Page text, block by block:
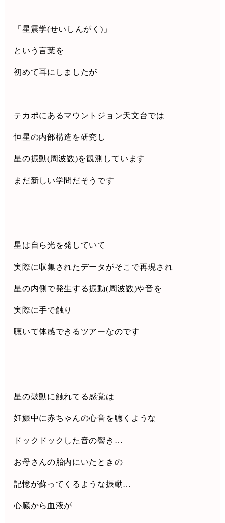
「星震学(せいしんがく ) 」
という言葉を
初めて耳にしましたが
テカポにあるマウントジョン天文台では
恒星の内部構造を研究し
星の振動(周波数)を観測しています
まだ新しい学問だそうです
星は自ら光を発していて
実際に収集されたデータがそこで再現され
星の内側で発生する振動(周波数)や音を
実際に手で触り
聴いて体感できるツアーなのです
星の鼓動に触れてる感覚は
妊娠中に赤ちゃんの心音を聴くような
ドックドックした音の響き …
お母さんの胎内にいたときの
記憶が蘇ってくるような振動…
心臓から血液が